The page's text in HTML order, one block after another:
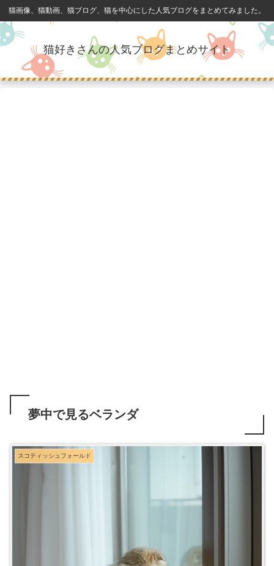
猫画像、猫動画、猫ブログ、猫を中心にした人気ブログをまとめてみました。
猫好きさんの人気ブログまとめサイト
夢中で見るベランダ
スコティッシュフォールド